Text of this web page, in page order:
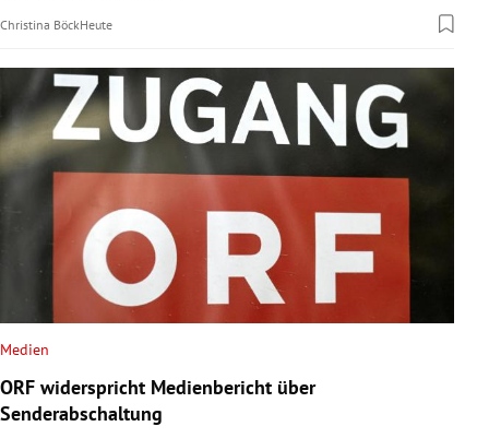
Christina BöckHeute
Medien
ORF widerspricht Medienbericht über
Senderabschaltung